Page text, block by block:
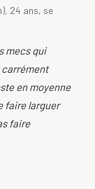
24 ans, se
mecs qui
carrément
en moyenne
faire larguer
faire